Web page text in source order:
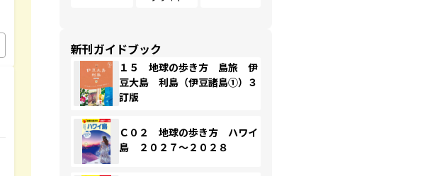
新刊ガイドブック
１５ 地球の歩き方 島旅 伊
豆大島 利島（伊豆諸島①）３
訂版
Ｃ０２ 地球の歩き方 ハワイ
島 ２０２７～２０２８